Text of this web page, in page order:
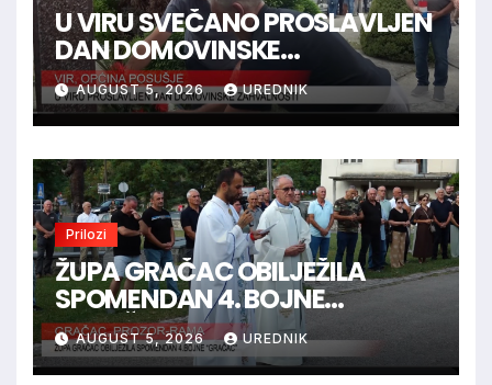
U VIRU SVEČANO PROSLAVLJEN
DAN DOMOVINSKE
ZAHVALNOSTI
AUGUST 5, 2026 UREDNIK
Prilozi
ŽUPA GRAČAC OBILJEŽILA
SPOMENDAN 4. BOJNE
“GRAČAC”
AUGUST 5, 2026 UREDNIK